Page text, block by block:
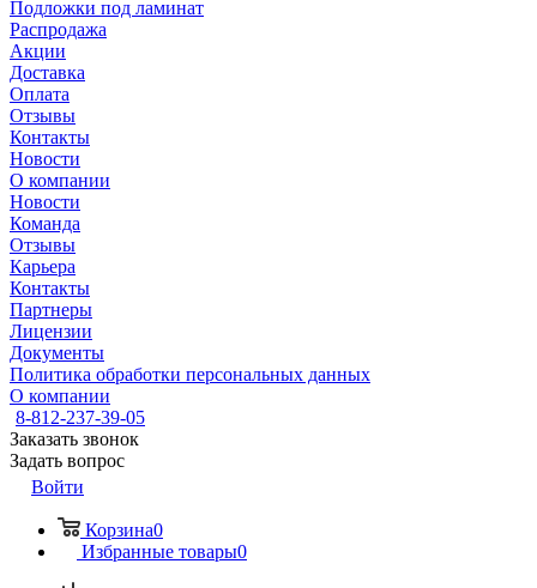
Подложки под ламинат
Распродажа
Акции
Доставка
Оплата
Отзывы
Контакты
Новости
О компании
Новости
Команда
Отзывы
Карьера
Контакты
Партнеры
Лицензии
Документы
Политика обработки персональных данных
О компании
8-812-237-39-05
Заказать звонок
Задать вопрос
Войти
Корзина0
Избранные товары0